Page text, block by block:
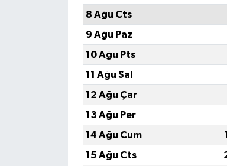
8 Ağu Cts
9 Ağu Paz
10 Ağu Pts
11 Ağu Sal
12 Ağu Çar
13 Ağu Per
14 Ağu Cum
15 Ağu Cts